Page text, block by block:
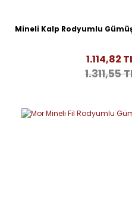
Mineli Kalp Rodyumlu
1.114,82
1.311,55